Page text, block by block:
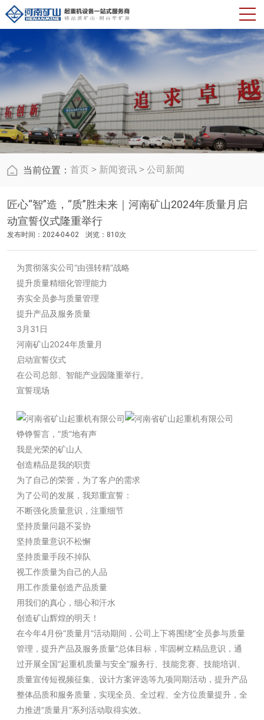
当前位置： 首页 > 新闻资讯 > 公司新闻
匠心“智”造，“质”胜未来｜河南矿山2024年质量月启
动宣誓仪式隆重举行
发布时间：2024-04-02 浏览：810次
为贯彻落实公司“由强转精”战略
提升质量精细化管理能力
夯实全员参与质量管理
提升产品及服务质量
3月31日
河南矿山2024年质量月
启动宣誓仪式
在公司总部、智能产业园隆重举行。
宣誓现场
铮铮誓言，“质”地有声
我是光荣的矿山人
创造精品是我的职责
为了自己的荣誉，为了客户的需求
为了公司的发展，我郑重宣誓：
不断强化质量意识，注重细节
坚持质量问题不妥协
坚持质量意识不松懈
坚持质量手段不掉队
视工作质量为自己的人品
用工作质量创造产品质量
用我们的真心，细心和汗水
创造矿山辉煌的明天！
在今年4月份“质量月”活动期间，公司上下将围绕“全员参与质量
管理，提升产品及服务质量”总体目标，牢固树立精品意识，通
过开展全国“起重机质量与安全”服务行、技能竞赛、技能培训、
质量宣传短视频征集、设计方案评选等九项同期活动，提升产品
整体品质和服务质量，实现全员、全过程、全方位质量提升，全
力推进“质量月”系列活动取得实效。